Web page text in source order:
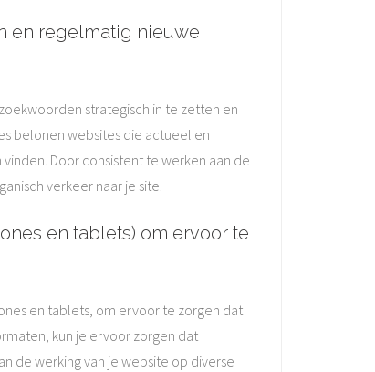
en regelmatig nieuwe
strategisch in te zetten en
belonen websites die actueel en
Door consistent te werken aan de
verkeer naar je site.
en tablets) om ervoor te
en tablets, om ervoor te zorgen dat
kun je ervoor zorgen dat
de werking van je website op diverse